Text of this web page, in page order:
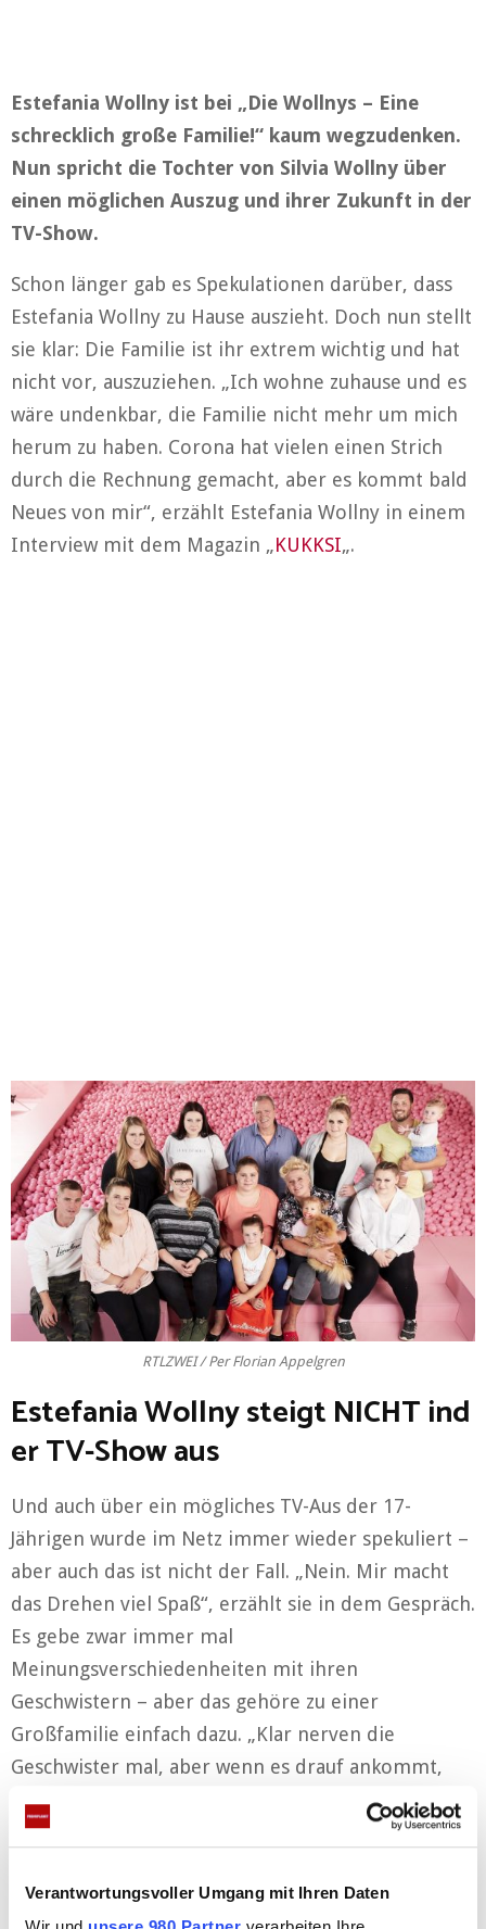
Verantwortungsvoller Umgang mit Ihren Daten
Estefania Wollny ist bei „Die Wollnys – Eine
schrecklich große Familie!“ kaum wegzudenken.
Nun spricht die Tochter von Silvia Wollny über
einen möglichen Auszug und ihrer Zukunft in der
TV-Show.
Schon länger gab es Spekulationen darüber, dass
Estefania Wollny zu Hause auszieht. Doch nun stellt
sie klar: Die Familie ist ihr extrem wichtig und hat
nicht vor, auszuziehen. „Ich wohne zuhause und es
wäre undenkbar, die Familie nicht mehr um mich
herum zu haben. Corona hat vielen einen Strich
durch die Rechnung gemacht, aber es kommt bald
Neues von mir“, erzählt Estefania Wollny in einem
Interview mit dem Magazin „KUKKSI„.
RTLZWEI / Per Florian Appelgren
Estefania Wollny steigt NICHT ind
er TV-Show aus
Und auch über ein mögliches TV-Aus der 17-
Jährigen wurde im Netz immer wieder spekuliert –
aber auch das ist nicht der Fall. „Nein. Mir macht
das Drehen viel Spaß“, erzählt sie in dem Gespräch.
Es gebe zwar immer mal
Meinungsverschiedenheiten mit ihren
Geschwistern – aber das gehöre zu einer
Großfamilie einfach dazu. „Klar nerven die
Geschwister mal, aber wenn es drauf ankommt,
sind wir alle füreinander da und eine Familie. Ich
könnte mir ein Leben ohne meine Familie und
Wollny.